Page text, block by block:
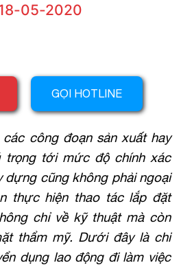
05-2020
GỌI HOTLINE
công đoạn sản xuất hay
trọng tới mức độ chính xác
dựng cũng không phải ngoại
thực hiện thao tác lắp đặt
chỉ về kỹ thuật mà còn
thẩm mỹ. Dưới đây là chi
dụng lao động đi làm việc